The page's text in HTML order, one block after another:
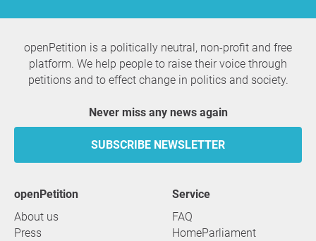
openPetition is a politically neutral, non-profit and free
platform. We help people to raise their voice through
petitions and to effect change in politics and society.
Never miss any news again
SUBSCRIBE NEWSLETTER
openPetition
About us
Press
service
FAQ
HomeParliament